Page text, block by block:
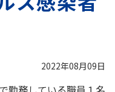
2022年08月09日